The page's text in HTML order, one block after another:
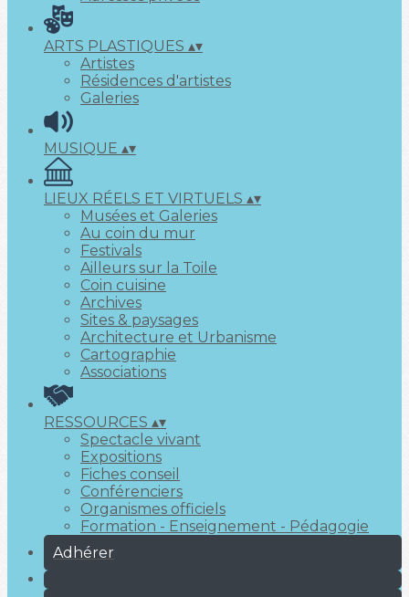
ARTS PLASTIQUES ▴▾
Artistes
Résidences d'artistes
Galeries
MUSIQUE ▴▾
LIEUX RÉELS ET VIRTUELS ▴▾
Musées et Galeries
Au coin du mur
Festivals
Ailleurs sur la Toile
Coin cuisine
Archives
Sites & paysages
Architecture et Urbanisme
Cartographie
Associations
RESSOURCES ▴▾
Spectacle vivant
Expositions
Fiches conseil
Conférenciers
Organismes officiels
Formation - Enseignement - Pédagogie
Adhérer